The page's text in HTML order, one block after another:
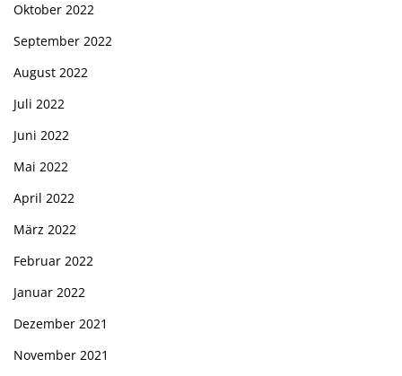
Oktober 2022
September 2022
August 2022
Juli 2022
Juni 2022
Mai 2022
April 2022
März 2022
Februar 2022
Januar 2022
Dezember 2021
November 2021